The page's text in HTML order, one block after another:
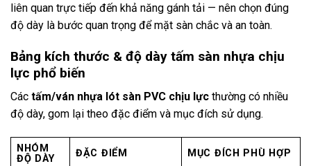
liên quan trực tiếp đến khả năng gánh tải — nên chọn đúng
độ dày là bước quan trọng để mặt sàn chắc và an toàn.
Bảng kích thước & độ dày tấm sàn nhựa chịu
lực phổ biến
Các tấm/ván nhựa lót sàn PVC chịu lực thường có nhiều
độ dày, gom lại theo đặc điểm và mục đích sử dụng.
NHÓM
ĐỘ DÀY
ĐẶC ĐIỂM MỤC ĐÍCH PHÙ HỢP